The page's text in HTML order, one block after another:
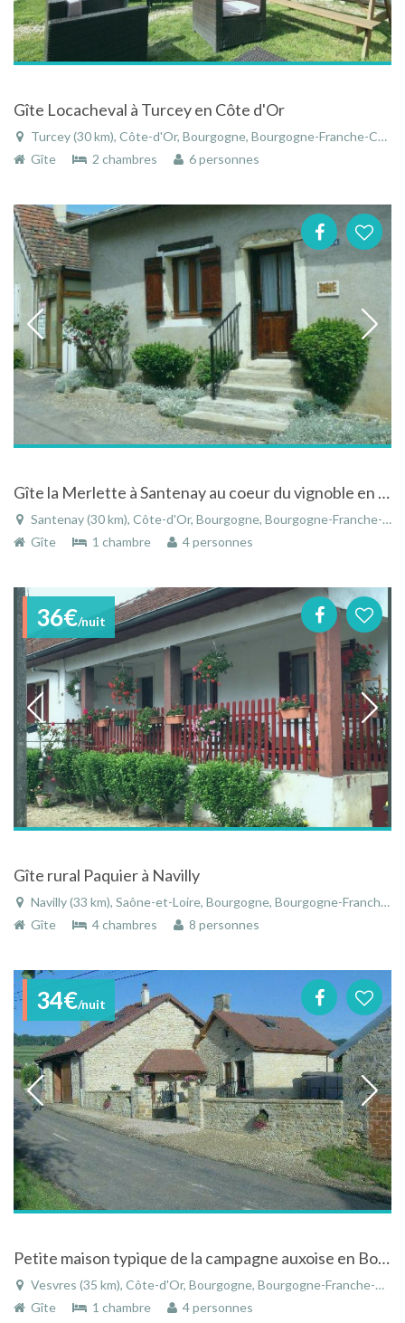
Gîte Locacheval à Turcey en Côte d'Or
Turcey (30 km), Côte-d'Or, Bourgogne, Bourgogne-Franche-Comté, France
Gîte
2 chambres 6 personnes
Gîte la Merlette à Santenay au coeur du vignoble en Bourgogne à la campagne
Santenay (30 km), Côte-d'Or, Bourgogne, Bourgogne-Franche-Comté, France
Gîte
1 chambre 4 personnes
36€/nuit
Gîte rural Paquier à Navilly
Navilly (33 km), Saône-et-Loire, Bourgogne, Bourgogne-Franche-Comté, France
Gîte
4 chambres 8 personnes
34€/nuit
Petite maison typique de la campagne auxoise en Bourgogne
Vesvres (35 km), Côte-d'Or, Bourgogne, Bourgogne-Franche-Comté, France
Gîte
1 chambre 4 personnes